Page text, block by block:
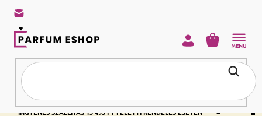
INGYENES SZÁLLÍTÁS 15 495 FT FELETTI RENDELÉS ESETÉN •
INGYENES SZÁLLÍTÁS 15 495 FT FELETTI RENDELÉS ESETÉN •
KOSÁR